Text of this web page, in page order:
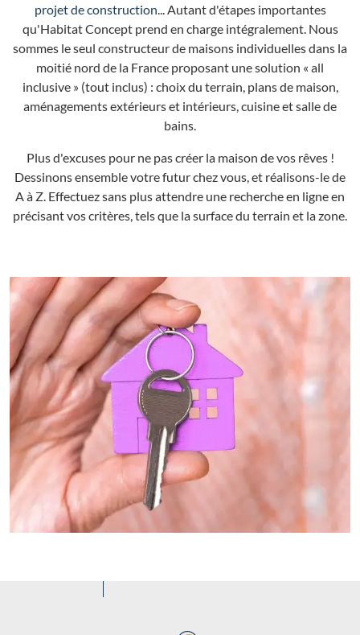
projet de construction... Autant d'étapes importantes
qu'Habitat Concept prend en charge intégralement. Nous
sommes le seul constructeur de maisons individuelles dans la
moitié nord de la France proposant une solution « all
inclusive » (tout inclus) : choix du terrain, plans de maison,
aménagements extérieurs et intérieurs, cuisine et salle de
bains.
Plus d'excuses pour ne pas créer la maison de vos rêves !
Dessinons ensemble votre futur chez vous, et réalisons-le de
A à Z. Effectuez sans plus attendre une recherche en ligne en
précisant vos critères, tels que la surface du terrain et la zone.